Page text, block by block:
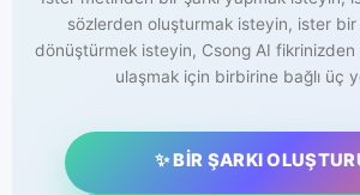
sözlerden oluşturmak isteyin, ister bir
dönüştürmek isteyin, Csong AI fikrinizden
ulaşmak için birbirine bağlı üç
✨ BIR ŞARKI